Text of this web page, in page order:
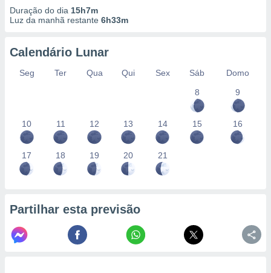
Duração do dia 15h7m
Luz da manhã restante 6h33m
Calendário Lunar
Seg Ter Qua Qui Sex Sáb
Domo
8
9
10 11 12 13 14 15 16
17 18 19 20 21
Partilhar esta previsão